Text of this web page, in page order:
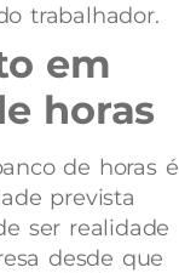
trabalhador.
em
horas
de horas é
prevista
ser realidade
desde que